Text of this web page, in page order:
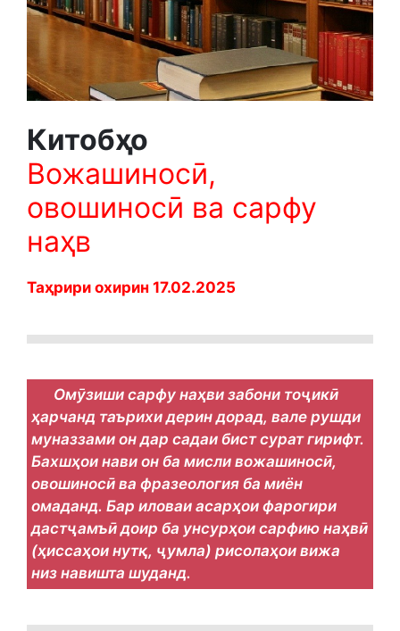
Китобҳо
Вожашиносӣ,
овошиносӣ ва сарфу
наҳв
Таҳрири охирин 17.02.2025
Омӯзиши сарфу наҳви забони тоҷикӣ
ҳарчанд таърихи дерин дорад, вале рушди
муназзами он дар садаи бист сурат гирифт.
Бахшҳои нави он ба мисли вожашиносӣ,
овошиносӣ ва фразеология ба миён
омаданд. Бар иловаи асарҳои фарогири
дастҷамъӣ доир ба унсурҳои сарфию наҳвӣ
(ҳиссаҳои нутқ, ҷумла) рисолаҳои вижа
низ навишта шуданд.